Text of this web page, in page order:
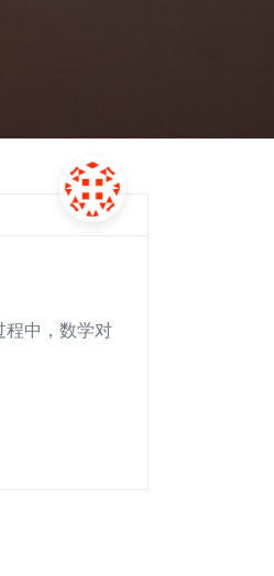
程中，数学对